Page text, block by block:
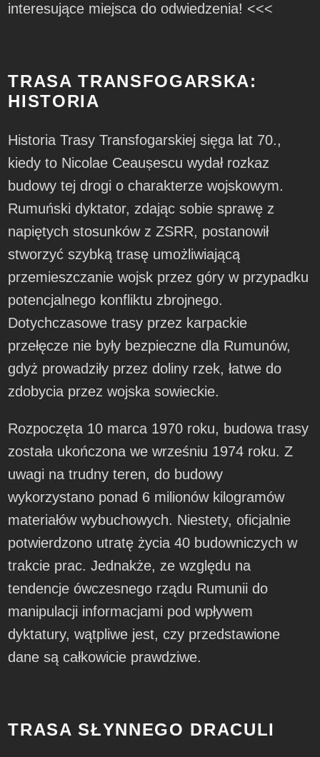
interesujące miejsca do odwiedzenia! <<<
TRASA TRANSFOGARSKA:
HISTORIA
Historia Trasy Transfogarskiej sięga lat 70.,
kiedy to Nicolae Ceaușescu wydał rozkaz
budowy tej drogi o charakterze wojskowym.
Rumuński dyktator, zdając sobie sprawę z
napiętych stosunków z ZSRR, postanowił
stworzyć szybką trasę umożliwiającą
przemieszczanie wojsk przez góry w przypadku
potencjalnego konfliktu zbrojnego.
Dotychczasowe trasy przez karpackie
przełęcze nie były bezpieczne dla Rumunów,
gdyż prowadziły przez doliny rzek, łatwe do
zdobycia przez wojska sowieckie.
Rozpoczęta 10 marca 1970 roku, budowa trasy
została ukończona we wrześniu 1974 roku. Z
uwagi na trudny teren, do budowy
wykorzystano ponad 6 milionów kilogramów
materiałów wybuchowych. Niestety, oficjalnie
potwierdzono utratę życia 40 budowniczych w
trakcie prac. Jednakże, ze względu na
tendencje ówczesnego rządu Rumunii do
manipulacji informacjami pod wpływem
dyktatury, wątpliwe jest, czy przedstawione
dane są całkowicie prawdziwe.
TRASA SŁYNNEGO DRACULI